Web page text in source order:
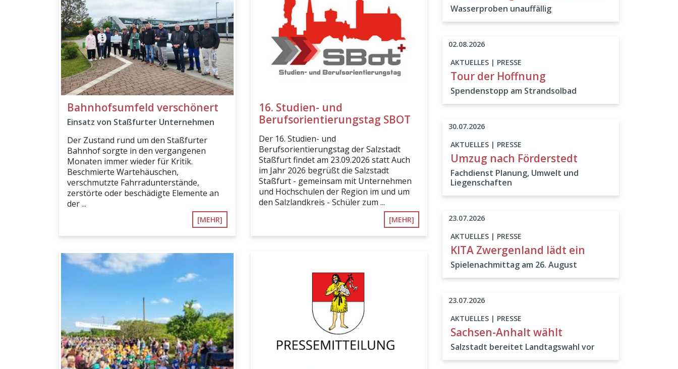
Bahnhofsumfeld verschönert
Einsatz von Staßfurter Unternehmen
Der Zustand rund um den Staßfurter
Bahnhof sorgte in den vergangenen
Monaten immer wieder für Kritik.
Beschmierte Wartehäuschen,
verschmutzte Fahrradunterstände,
zerstörte oder beschädigte Elemente an
der ...
[MEHR]
16. Studien- und
Berufsorientierungstag SBOT
Der 16. Studien- und
Berufsorientierungstag der Salzstadt
Staßfurt findet am 23.09.2026 statt Auch
im Jahr 2026 begrüßt die Salzstadt
Staßfurt - gemeinsam mit Unternehmen
und Hochschulen der Region im und um
den Salzlandkreis - Schüler zum ...
[MEHR]
Wasserproben unauffällig
AKTUELLES | PRESSE
Tour der Hoffnung
Spendenstopp am Strandsolbad
02.08.2026
AKTUELLES | PRESSE
Umzug nach Förderstedt
Fachdienst Planung, Umwelt und
Liegenschaften
30.07.2026
AKTUELLES | PRESSE
KITA Zwergenland lädt ein
Spielenachmittag am 26. August
23.07.2026
AKTUELLES | PRESSE
Sachsen-Anhalt wählt
Salzstadt bereitet Landtagswahl vor
23.07.2026